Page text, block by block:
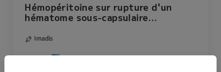
Hémopéritoine sur rupture d'un
hématome sous-capsulaire
syndrome
Imadis